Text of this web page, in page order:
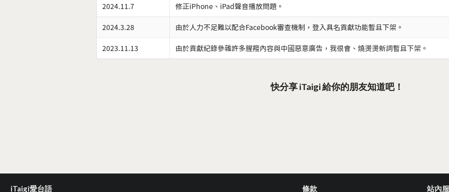
2024.11.7 修正iPhone、iPad聲音播放問題。
2024.3.28 由於人力不足難以配合Facebook審查機制，登入具名貢獻功能暫且下架。
2023.11.13 由於貢獻紀錄參雜許多腥羶內容與中國惡意廣告，我很會、燒燙燙新詞暫且下架。
快分享 iTaigi 給你的朋友知道吧！
iTaigi愛台語 條款 站內